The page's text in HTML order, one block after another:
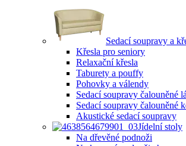
Sedací soupravy a
Křesla pro seniory
Relaxační křesla
Taburety a pouffy
Pohovky a válendy
Sedací soupravy čalouněné
Sedací soupravy čalouněné
Akustické sedací soupravy
Jídelní stoly
Na dřevěné podnoži